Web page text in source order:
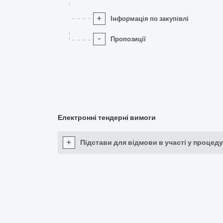
+ Інформація по закупівлі
- Пропозиції
Електронні тендерні вимоги
+ Підстави для відмови в участі у